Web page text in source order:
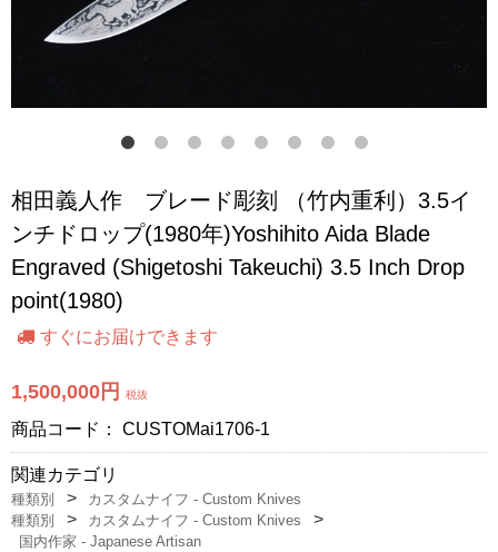
相田義人作 ブレード彫刻 （竹内重利）3.5イ
ンチドロップ(1980年)Yoshihito Aida Blade
Engraved (Shigetoshi Takeuchi) 3.5 Inch Drop
point(1980)
すぐにお届けできます
1,500,000円 税抜
商品コード： CUSTOMai1706-1
関連カテゴリ
種類別
カスタムナイフ - Custom Knives
種類別
カスタムナイフ - Custom Knives
国内作家 - Japanese Artisan